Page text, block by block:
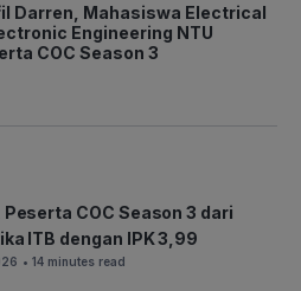
Darren, Mahasiswa Electrical
Engineering NTU
COC Season 3
COC Season 3 dari
ITB dengan IPK 3,99
• 14 minutes read